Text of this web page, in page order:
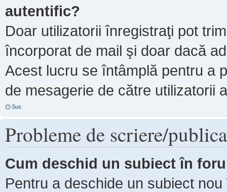
autentific?
Doar utilizatorii înregistraţi pot
încorporat de mail şi doar dacă
Acest lucru se întâmplă pentru a
de mesagerie de către utilizatorii
Sus
Probleme de scriere/
Cum deschid un subiect în
Pentru a deschide un subiect